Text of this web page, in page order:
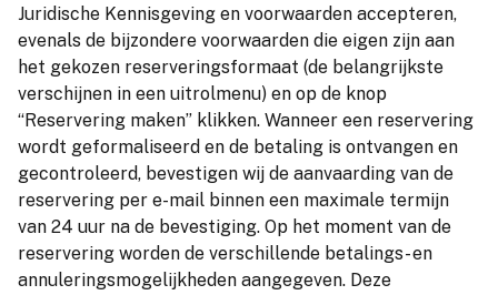
Juridische Kennisgeving en voorwaarden accepteren,
evenals de bijzondere voorwaarden die eigen zijn aan
het gekozen reserveringsformaat (de belangrijkste
verschijnen in een uitrolmenu) en op de knop
“Reservering maken” klikken. Wanneer een reservering
wordt geformaliseerd en de betaling is ontvangen en
gecontroleerd, bevestigen wij de aanvaarding van de
reservering per e-mail binnen een maximale termijn
van 24 uur na de bevestiging. Op het moment van de
reservering worden de verschillende betalings- en
annuleringsmogelijkheden aangegeven. Deze